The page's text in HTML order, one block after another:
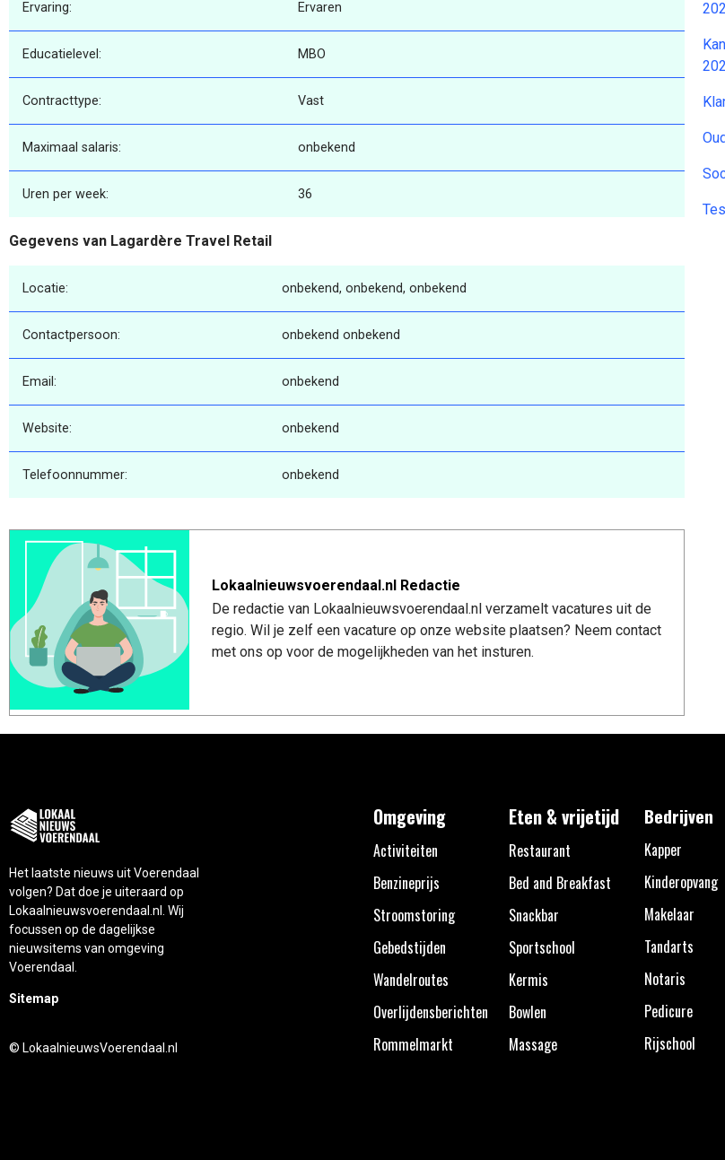
Ervaring: Ervaren
Educatielevel: MBO
Contracttype: Vast
Maximaal salaris: onbekend
Uren per week: 36
Gegevens van Lagardère Travel Retail
Locatie: onbekend, onbekend, onbekend
Contactpersoon: onbekend onbekend
Email: onbekend
Website: onbekend
Telefoonnummer: onbekend
Lokaalnieuwsvoerendaal.nl Redactie
De redactie van Lokaalnieuwsvoerendaal.nl verzamelt vacatures uit de
regio. Wil je zelf een vacature op onze website plaatsen? Neem contact
met ons op voor de mogelijkheden van het insturen.
Het laatste nieuws uit Voerendaal
volgen? Dat doe je uiteraard op
Lokaalnieuwsvoerendaal.nl. Wij
focussen op de dagelijkse
nieuwsitems van omgeving
Voerendaal.
Sitemap
© LokaalnieuwsVoerendaal.nl
Omgeving
Activiteiten
Benzineprijs
Stroomstoring
Gebedstijden
Wandelroutes
Overlijdensberichten
Rommelmarkt
Eten & vrijetijd
Restaurant
Bed and Breakfast
Snackbar
Sportschool
Kermis
Bowlen
Massage
Bedrijven
Kapper
Kinderopvang
Makelaar
Tandarts
Notaris
Pedicure
Rijschool